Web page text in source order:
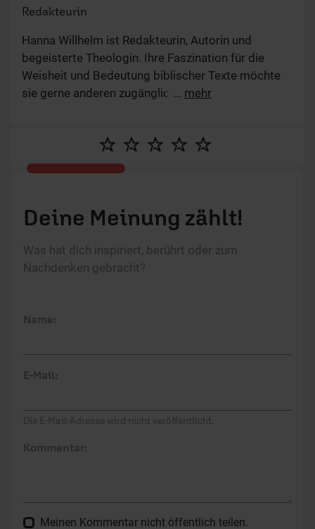
Redakteurin
Hanna Willhelm ist Redakteurin, Autorin und
begeisterte Theologin. Ihre Faszination für die
Weisheit und Bedeutung biblischer Texte möchte
sie gerne anderen zugänglich machen. In der
relevante Themen. Sie liebt Bücher und lebt mit
ihrer Familie in Mittelhessen.
... mehr
Deine Meinung zählt!
Was hat dich inspiriert, berührt oder zum
Nachdenken gebracht?
Name:
E-Mail:
Die E-Mail-Adresse wird nicht veröffentlicht.
Kommentar:
Meinen Kommentar nicht öffentlich teilen.